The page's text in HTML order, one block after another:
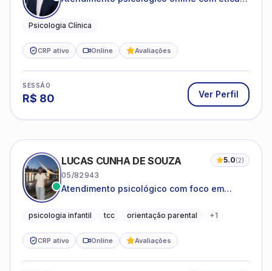
Psicologia Clínica
CRP ativo Online Avaliações
SESSÃO
R$ 80 Ver Perfil
LUCAS CUNHA DE SOUZA 5.0(2)
05/82943
Atendimento psicológico com foco em
promovendo equilíbrio emocional e
psicologia infantil tcc orientação parental +1
CRP ativo Online Avaliações